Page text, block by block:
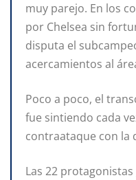
muy parejo. En los
por Chelsea sin
disputa el
acercamientos al
Poco a poco, el
fue sintiendo cada
contraataque con la
Las 22